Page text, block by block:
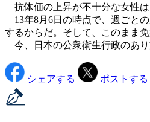
抗体価の上昇が不十分な女性は
13年8月6日の時点で、週ごと
するからだ。そして、このまま
今、日本の公衆衛生行政のあり
シェアする ポストする